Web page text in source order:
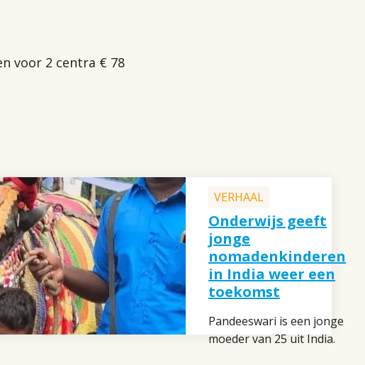
voor 2 centra € 78
VERHAAL
Onderwijs geeft
jonge
nomadenkinderen
in India weer een
toekomst
Pandeeswari is een jonge
moeder van 25 uit India.